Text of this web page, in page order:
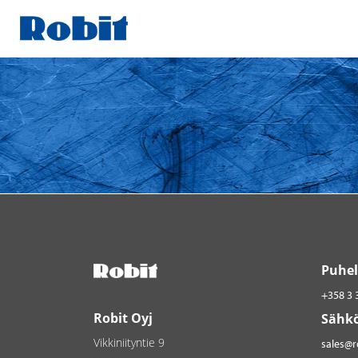
Skip
to
content
Robit Oyj
Vikkiniityntie 9
+358 3